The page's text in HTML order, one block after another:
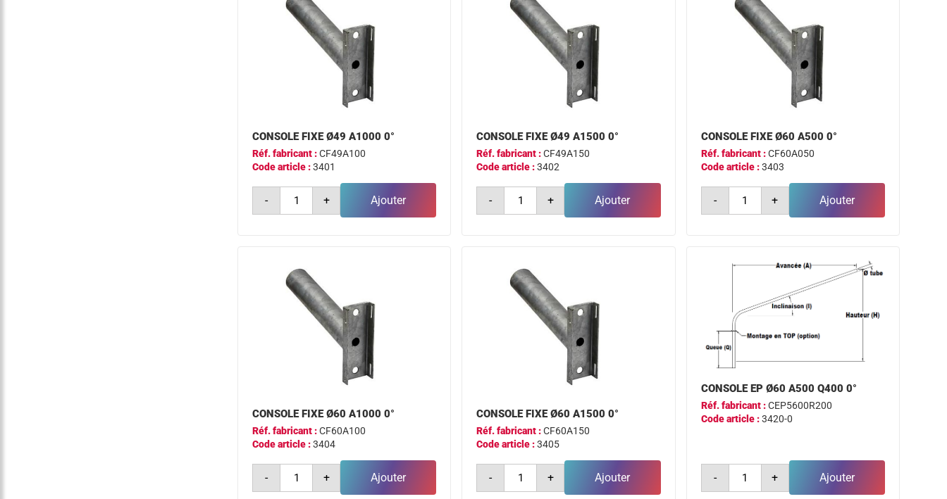
CONSOLE FIXE Ø49 A1000 0°
Réf. fabricant :CF49A100
Code article :3401
-
quantité
console
+ Ajouter
CONSOLE FIXE Ø49 A1500 0°
Réf. fabricant :CF49A150
Code article :3402
-
quantité
console
+ Ajouter
CONSOLE FIXE Ø60 A500 0°
Réf. fabricant :CF60A050
Code article :3403
-
quantité
console
+ Ajouter
CONSOLE FIXE Ø60 A1000 0°
Réf. fabricant :CF60A100
Code article :3404
-
quantité
console
+ Ajouter
CONSOLE FIXE Ø60 A1500 0°
Réf. fabricant :CF60A150
Code article :3405
-
quantité
console
+ Ajouter
CONSOLE EP Ø60 A500 Q400 0°
Réf. fabricant :CEP5600R200
Code article :3420-0
-
quantité
console
+ Ajouter